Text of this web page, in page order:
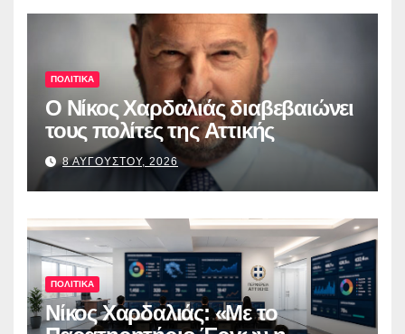
ΠΟΛΙΤΙΚΑ
O Νίκος Χαρδαλιάς διαβεβαιώνει
τους πολίτες της Αττικής
8 ΑΥΓΟΥΣΤΟΥ, 2026
ΠΟΛΙΤΙΚΑ
Νίκος Χαρδαλιάς: «Με το